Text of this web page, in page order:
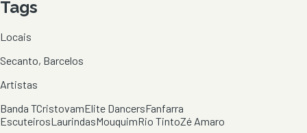
Tags
Locais
Secanto, Barcelos
Artistas
Banda TCristovamElite DancersFanfarra
EscuteirosLaurindasMouquimRio TintoZé Amaro